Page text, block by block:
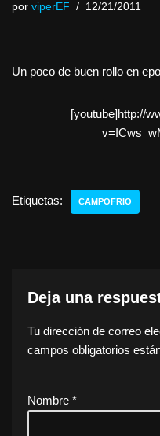
por viperEF 12/21/2011
Un poco de buen rollo en
[youtube]http://
Etiquetas: CAMPOFRIO
Deja una
Tu dirección de correo
campos obligatorios
Nombre *